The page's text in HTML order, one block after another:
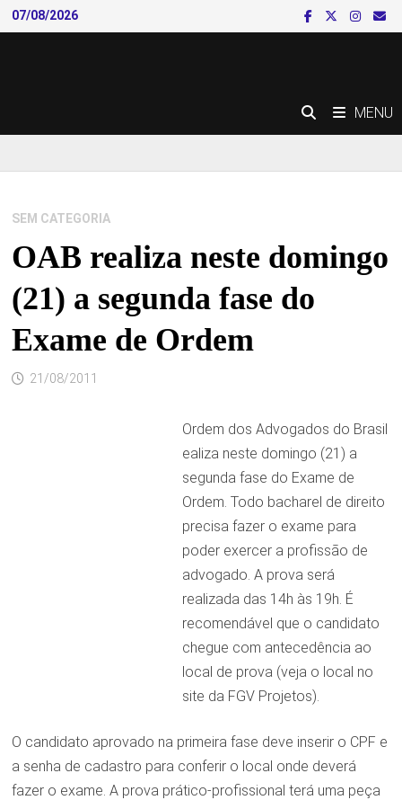
Skip
to
07/08/2026
MENU
SEM CATEGORIA
OAB realiza neste domingo
(21) a segunda fase do
Exame de Ordem
21/08/2011
Ordem dos Advogados do Brasil
ealiza neste domingo (21) a
segunda fase do Exame de
Ordem. Todo bacharel de direito
precisa fazer o exame para
poder exercer a profissão de
advogado. A prova será
realizada das 14h às 19h. É
recomendável que o candidato
chegue com antecedência ao
local de prova (veja o local no
site da FGV Projetos).
O candidato aprovado na primeira fase deve inserir o CPF e
a senha de cadastro para conferir o local onde deverá
fazer o exame. A prova prático-profissional terá uma peça